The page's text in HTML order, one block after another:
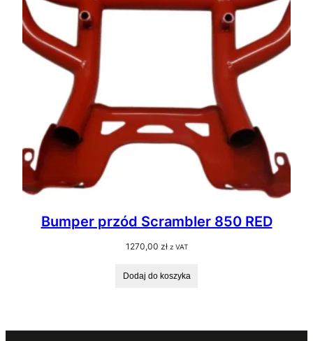
Bumper przód Scrambler 850 RED
1270,00 zł z VAT
Dodaj do koszyka